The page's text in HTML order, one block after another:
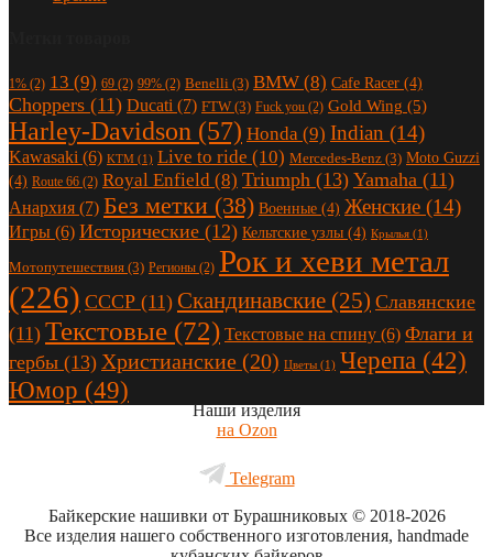
1% (2) 13 (9) 69 (2) 99% (2) Benelli (3) BMW (8) Cafe Racer (4)
Choppers (11) Ducati (7) FTW (3) Fuck you (2) Gold Wing (5)
Harley-Davidson (57) Honda (9) Indian (14)
Kawasaki (6) KTM (1) Live to ride (10) Mercedes-Benz (3) Moto Guzzi
(4) Route 66 (2) Royal Enfield (8) Triumph (13) Yamaha (11)
Анархия (7) Без метки (38) Военные (4) Женские (14)
Игры (6) Исторические (12) Кельтские узлы (4) Крылья (1)
Мотопутешествия (3) Регионы (2) Рок и хеви метал
(226) СССР (11) Скандинавские (25) Славянские
(11) Текстовые (72) Текстовые на спину (6) Флаги и
гербы (13) Христианские (20) Цветы (1) Черепа (42)
Юмор (49)
Наши изделия
на Ozon
Telegram
Байкерские нашивки от Бурашниковых© 2018-2026
Все изделия нашего собственного изготовления, handmade